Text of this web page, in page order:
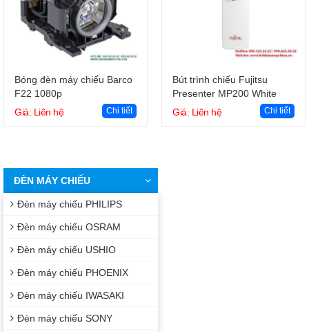
Giỏ hàng
Bóng đèn máy chiếu Barco
F22 1080p
Giá: Liên hệ
Chi tiết
Giỏ hàng
Bút trình chiếu Fujitsu
Presenter MP200 White
Giá: Liên hệ
Chi tiết
ĐÈN MÁY CHIẾU
Đèn máy chiếu PHILIPS
Đèn máy chiếu OSRAM
Đèn máy chiếu USHIO
Đèn máy chiếu PHOENIX
Đèn máy chiếu IWASAKI
Đèn máy chiếu SONY